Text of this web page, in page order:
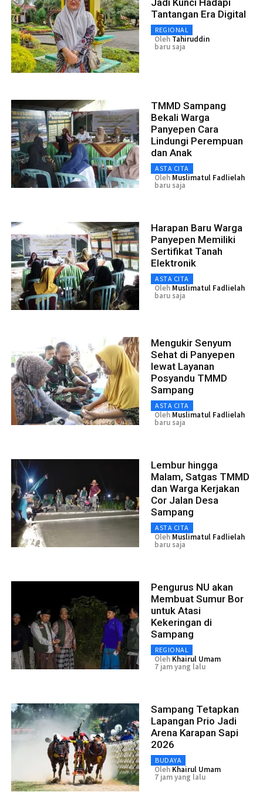
Jadi Kunci Hadapi
Tantangan Era Digital
REGIONAL
Oleh Tahiruddin
baru saja
TMMD Sampang
Bekali Warga
Panyepen Cara
Lindungi Perempuan
dan Anak
ASTA CITA
Oleh Muslimatul Fadlielah
baru saja
Harapan Baru Warga
Panyepen Memiliki
Sertifikat Tanah
Elektronik
ASTA CITA
Oleh Muslimatul Fadlielah
baru saja
Mengukir Senyum
Sehat di Panyepen
lewat Layanan
Posyandu TMMD
Sampang
ASTA CITA
Oleh Muslimatul Fadlielah
baru saja
Lembur hingga
Malam, Satgas TMMD
dan Warga Kerjakan
Cor Jalan Desa
Sampang
ASTA CITA
Oleh Muslimatul Fadlielah
baru saja
Pengurus NU akan
Membuat Sumur Bor
untuk Atasi
Kekeringan di
Sampang
REGIONAL
Oleh Khairul Umam
7 jam yang lalu
Sampang Tetapkan
Lapangan Prio Jadi
Arena Karapan Sapi
2026
BUDAYA
Oleh Khairul Umam
7 jam yang lalu